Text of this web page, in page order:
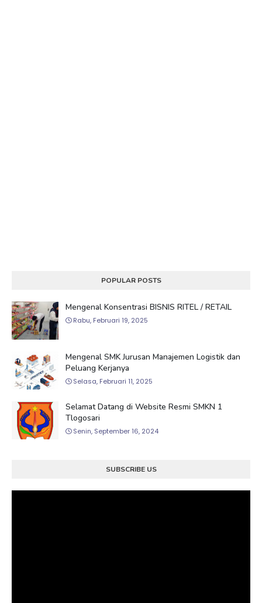
POPULAR POSTS
Mengenal Konsentrasi BISNIS RITEL / RETAIL
Rabu, Februari 19, 2025
Mengenal SMK Jurusan Manajemen Logistik dan
Peluang Kerjanya
Selasa, Februari 11, 2025
Selamat Datang di Website Resmi SMKN 1
Tlogosari
Senin, September 16, 2024
SUBSCRIBE US